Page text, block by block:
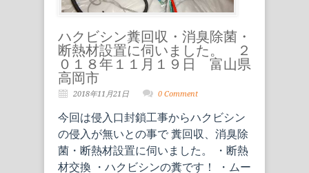
ハクビシン糞回収・消臭除菌・
断熱材設置に伺いました。 ２
０１８年１１月１９日 富山県
高岡市
2018年11月21日 0 Comment
今回は侵入口封鎖工事からハクビシン
の侵入が無いとの事で 糞回収、消臭除
菌・断熱材設置に伺いました。 ・断熱
材交換 ・ハクビシンの糞です！ ・ムー